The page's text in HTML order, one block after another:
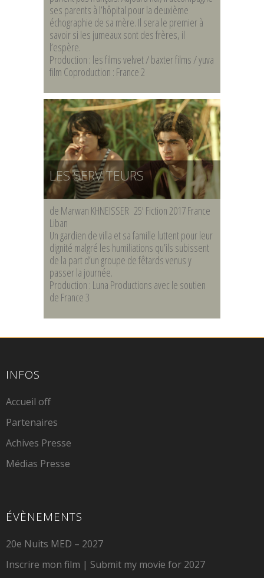
ses parents à l’hôpital pour la deuxième
échographie de sa mère. Il sera le premier à
savoir si les jumeaux sont des frères, il
l’espère.
Production : les films velvet / baxter films / yuva
film Coproduction : France 2
LES SERVITEURS
de Marwan KHNEISSER 25′ Fiction 2017 France
Liban
Un gardien de villa et sa famille luttent pour leur
dignité malgré les humiliations qu’ils subissent
de la part d’un groupe de fêtards venus y
passer la journée.
Production : Luna Productions avec le soutien
de France 3
INFOS
Accueil off
Partenaires
Achives Presse
Médias Presse
ÉVÈNEMENTS
20e Nuits MED – 2027
Inscrire mon film | Submit my movie for 2027